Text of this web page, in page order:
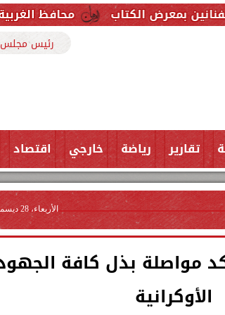
محافظ الغربية يتفقد حزمة
رئيس مجلس
تقارير رياضة خارجي اقتصاد
الأربعاء، 28 ديسمبر 2022
مواصلة بذل كافة
الأوكرانية